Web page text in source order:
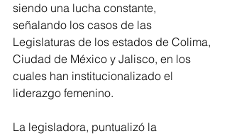
siendo una lucha constante,
señalando los casos de las
Legislaturas de los estados de Colima,
Ciudad de México y Jalisco, en los
cuales han institucionalizado el
liderazgo femenino.
La legisladora, puntualizó la